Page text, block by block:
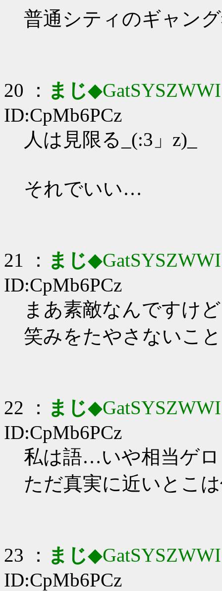
普通シティのギャン
20 ： まじ◆GatSYSZWWI
ID:CpMb6PCz
人は見限る_(:3」z)_
それでいい…
21 ： まじ◆GatSYSZWWI
ID:CpMb6PCz
まあ素敵なんですけ
笑みをたやさないこ
22 ： まじ◆GatSYSZWWI
ID:CpMb6PCz
私は語…いや相当ゲ
ただ真実に近いとこ
23 ： まじ◆GatSYSZWWI
ID:CpMb6PCz